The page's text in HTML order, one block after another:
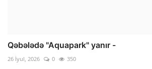
Qəbələdə "Aquapark" yanır -
26 İyul, 2026 0 350